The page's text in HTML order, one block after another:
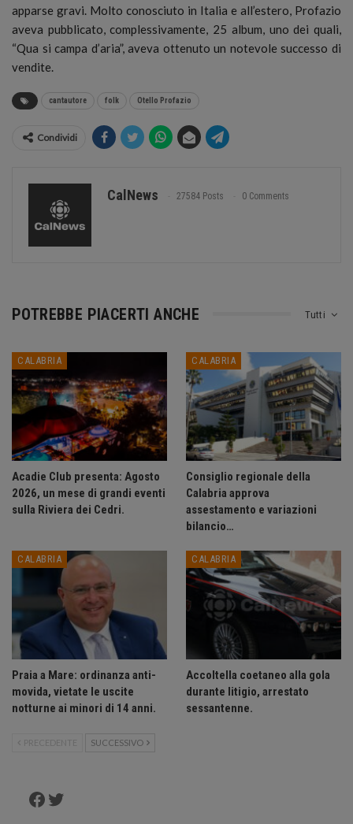
apparse gravi. Molto conosciuto in Italia e all’estero, Profazio
aveva pubblicato, complessivamente, 25 album, uno dei quali,
“Qua si campa d’aria”, aveva ottenuto un notevole successo di
vendite.
cantautore folk Otello Profazio
Condividi
CalNews 27584 Posts 0 Comments
Tutti
POTREBBE PIACERTI ANCHE
CALABRIA
Acadie Club presenta: Agosto
2026, un mese di grandi eventi
sulla Riviera dei Cedri.
CALABRIA
Consiglio regionale della
Calabria approva
assestamento e variazioni
bilancio…
CALABRIA
Praia a Mare: ordinanza anti-
movida, vietate le uscite
notturne ai minori di 14 anni.
CALABRIA
Accoltella coetaneo alla gola
durante litigio, arrestato
sessantenne.
PRECEDENTE SUCCESSIVO
Facebook
Twitter